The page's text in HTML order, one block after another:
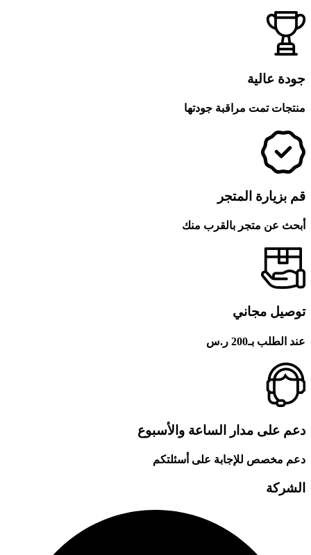
جودة عالية
منتجات تمت مراقبة جودتها
قم بزيارة المتجر
أبحث عن متجر بالقرب منك
توصيل مجاني
عند الطلب بـ200 ر.س
دعم على مدار الساعة والأسبوع
دعم مخصص للإجابة على أسئلتكم
الشركة